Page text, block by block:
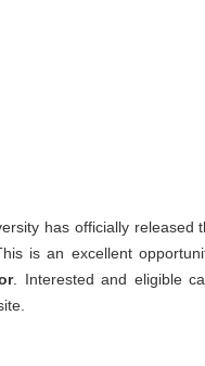
has officially released
is an excellent
. Interested and eligible